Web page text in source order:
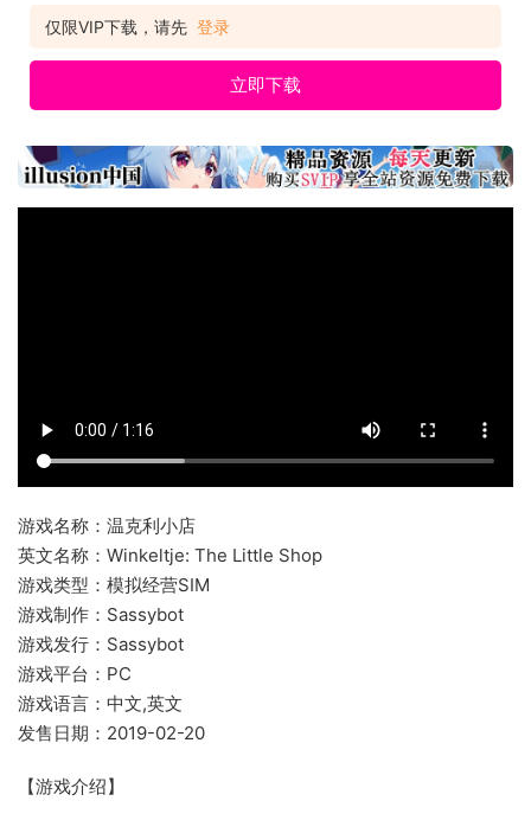
仅限VIP下载，请先 登录
立即下载
游戏名称：温克利小店
英文名称：Winkeltje: The Little Shop
游戏类型：模拟经营SIM
游戏制作：Sassybot
游戏发行：Sassybot
游戏平台：PC
游戏语言：中文,英文
发售日期：2019-02-20
【游戏介绍】